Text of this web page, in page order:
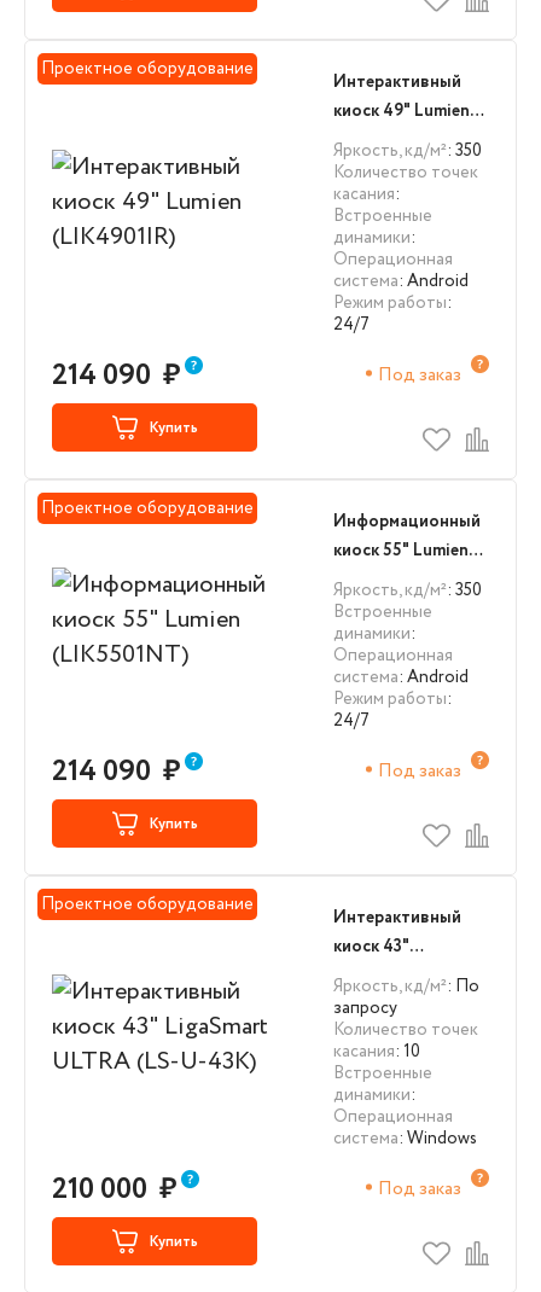
Проектное оборудование
Интерактивный
киоск 49" Lumien
(LIK4901IR)
Яркость, кд/м²: 350
Количество точек
касания:
Встроенные
динамики:
Операционная
система: Android
Режим работы:
24/7
214 090 ₽ Под заказ
Купить
Проектное оборудование
Информационный
киоск 55" Lumien
(LIK5501NT)
Яркость, кд/м²: 350
Встроенные
динамики:
Операционная
система: Android
Режим работы:
24/7
214 090 ₽ Под заказ
Купить
Проектное оборудование
Интерактивный
киоск 43"
LigaSmart ULTRA
(LS-U-43K)
Яркость, кд/м²: По
запросу
Количество точек
касания: 10
Встроенные
динамики:
Операционная
система: Windows
210 000 ₽ Под заказ
Купить